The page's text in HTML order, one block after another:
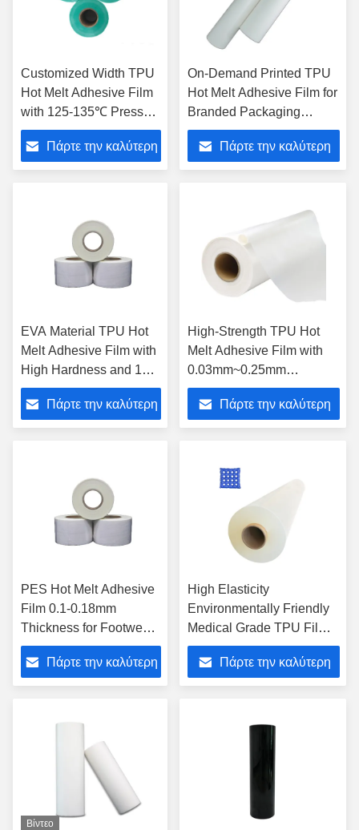
Customized Width TPU
Hot Melt Adhesive Film
with 125-135℃ Press
Temp and 10-15 Press
Time for High Humidity
Resistance
Πάρτε την καλύτερη
On-Demand Printed TPU
Hot Melt Adhesive Film for
Branded Packaging
Applications with
Customized Fabric
Lamination
Πάρτε την καλύτερη
EVA Material TPU Hot
Melt Adhesive Film with
High Hardness and 170-
200°C Temperature for
Industrial Use
Πάρτε την καλύτερη
High-Strength TPU Hot
Melt Adhesive Film with
0.03mm~0.25mm
Thickness and 100-120°C
Temperature for
Waterproof Bonding
Πάρτε την καλύτερη
PES Hot Melt Adhesive
Film 0.1-0.18mm
Thickness for Footwear
and Clothing with
Translucent or
Customized Color
Πάρτε την καλύτερη
High Elasticity
Environmentally Friendly
Medical Grade TPU Film
for Medical and Food
Applications
Πάρτε την καλύτερη
Βίντεο